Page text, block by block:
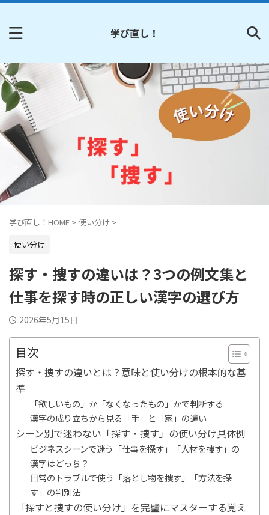
学び直し！
学び直し！HOME > 使い分け >
使い分け
探す・捜すの違いは？3つの例文集と
仕事を探す時の正しい漢字の選び方
2026年5月15日
目次
探す・捜すの違いとは？意味と使い分けの根本的な基
準
「欲しいもの」か「なくなったもの」かで判断する
漢字の成り立ちから見る「手」と「家」の違い
シーン別で迷わない「探す・捜す」の使い分け具体例
ビジネスシーンで迷う「仕事を探す」「人材を捜す」の
漢字はどっち？
日常のトラブルで使う「落とし物を捜す」「方法を探
す」の判別法
「探すと捜すの使い分け」を完璧にマスターする覚え